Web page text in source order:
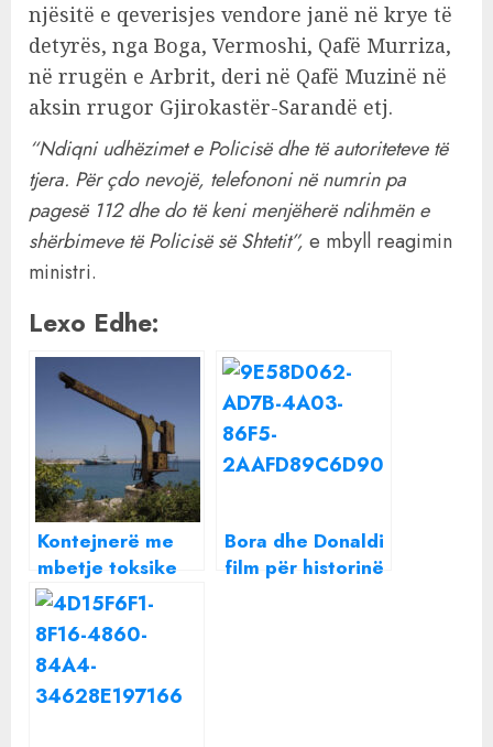
njësitë e qeverisjes vendore janë në krye të
detyrës, nga Boga, Vermoshi, Qafë Murriza,
në rrugën e Arbrit, deri në Qafë Muzinë në
aksin rrugor Gjirokastër-Sarandë etj.
“Ndiqni udhëzimet e Policisë dhe të autoriteteve të
tjera. Për çdo nevojë, telefononi në numrin pa
pagesë 112 dhe do të keni menjëherë ndihmën e
shërbimeve të Policisë së Shtetit”, e mbyll reagimin
ministri.
Lexo Edhe:
Kontejnerë me
mbetje toksike
nga Shqipëria ,
jepet alarmi në
Tajlandë , e
përfshirë mafia
shqiptare e
Bora dhe Donaldi
film për historinë